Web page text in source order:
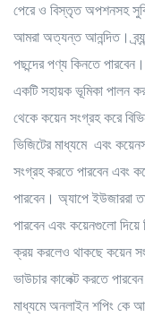
পেরে ও বিস্তৃত অপশনসহ
আমরা অত্যন্ত আনন্দিত।
পছন্দের পণ্য কিনতে
একটি সহায়ক ভূমিকা পালন
থেকে কয়েন সংগ্রহ করে
ভিজিটের মাধ্যমে এবং
সংগ্রহ করতে পারবেন এবং
পারবেন। অ্যাপে ইউজাররা
পারবেন এবং কয়েনগুলো দিয়ে
ক্রয় করলেও থাকছে কয়েন
ভাউচার কালেক্ট করতে
মাধ্যমে অনলাইন শপিং